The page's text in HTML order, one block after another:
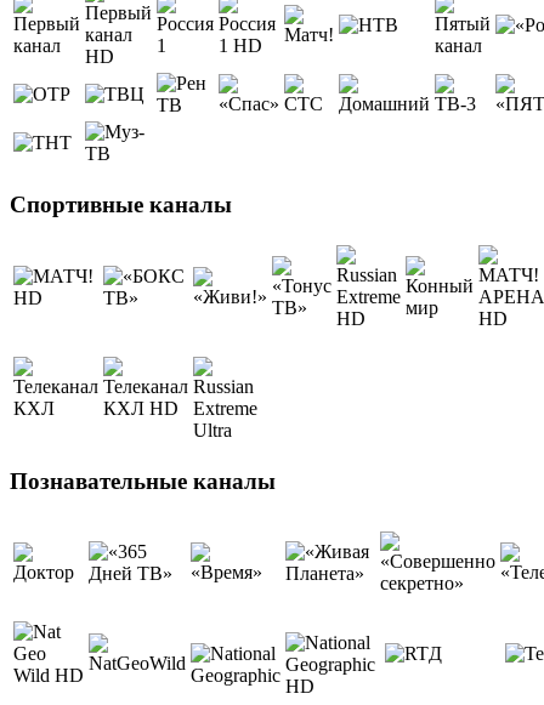
Спортивные каналы
Познавательные каналы